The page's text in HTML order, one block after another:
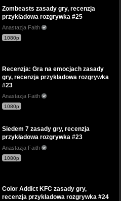
Zombeasts zasady gry, recenzja
przykładowa rozgrywka #25
Anastazja Faith
1080p
Recenzja: Gra na emocjach zasady
gry, recenzja przykładowa rozgrywka
#23
Anastazja Faith
1080p
Siedem 7 zasady gry, recenzja
przykładowa rozgrywka #23
Anastazja Faith
1080p
Color Addict KFC zasady gry,
recenzja przykładowa rozgrywka #24